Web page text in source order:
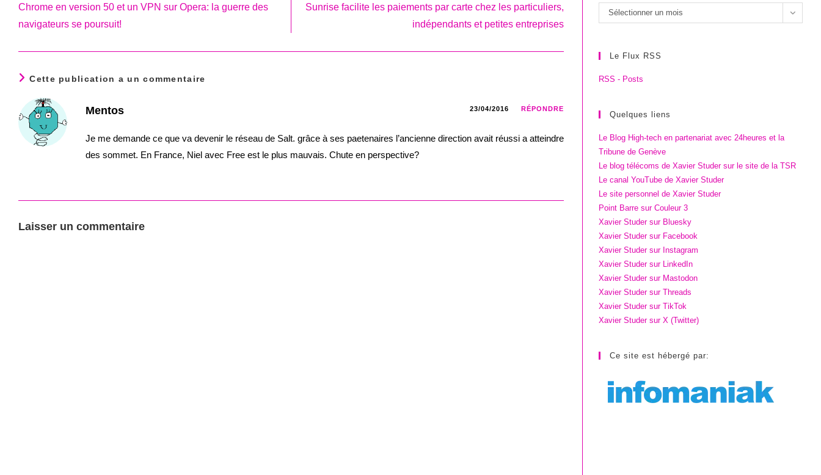
articles
Chrome en version 50 et un VPN sur Opera: la guerre des
navigateurs se poursuit!
Sunrise facilite les paiements par carte chez les particuliers,
indépendants et petites entreprises
Cette publication a un commentaire
Mentos 23/04/2016 RÉPONDRE
Je me demande ce que va devenir le réseau de Salt. grâce à ses paetenaires l’ancienne direction avait réussi a atteindre
des sommet. En France, Niel avec Free est le plus mauvais. Chute en perspective?
Laisser un commentaire
Les
archives
Sélectionner un mois
Le Flux RSS
RSS - Posts
Quelques liens
Le Blog High-tech en partenariat avec 24heures et la
Tribune de Genève
Le blog télécoms de Xavier Studer sur le site de la TSR
Le canal YouTube de Xavier Studer
Le site personnel de Xavier Studer
Point Barre sur Couleur 3
Xavier Studer sur Bluesky
Xavier Studer sur Facebook
Xavier Studer sur Instagram
Xavier Studer sur LinkedIn
Xavier Studer sur Mastodon
Xavier Studer sur Threads
Xavier Studer sur TikTok
Xavier Studer sur X (Twitter)
Ce site est hébergé par: